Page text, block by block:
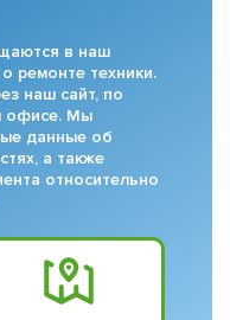
в наш
ремонте техники.
наш сайт, по
офисе. Мы
данные об
а также
относительно